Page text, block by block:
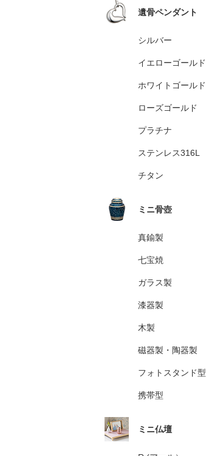
遺骨ペンダント
シルバー
イエローゴールド
ホワイトゴールド
ローズゴールド
プラチナ
ステンレス316L
チタン
ミニ骨壺
真鍮製
七宝焼
ガラス製
漆器製
木製
磁器製・陶器製
フォトスタンド型
携帯型
ミニ仏壇